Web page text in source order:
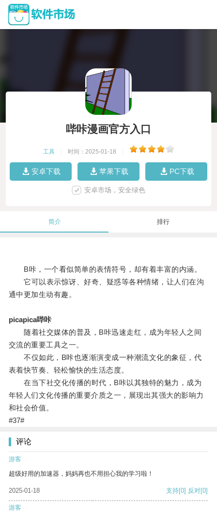
哔咔漫画官方入口
工具 时间：2025-01-18
安卓下载 苹果下载 PC下载
安卓市场，安全绿色
简介 排行
B咔，一个看似简单的表情符号，却有着丰富的内涵。
它可以表示惊讶、好奇、疑惑等各种情绪，让人们在沟
通中更加生动有趣。
picapica哔咔
随着社交媒体的普及，B咔迅速走红，成为年轻人之间
交流的重要工具之一。
不仅如此，B咔也逐渐演变成一种潮流文化的象征，代
表着快节奏、轻松愉快的生活态度。
在当下社交化传播的时代，B咔以其独特的魅力，成为
年轻人们文化传播的重要介质之一，展现出其强大的影响力
和社会价值。
#37#
评论
游客
超级好用的加速器，妈妈再也不用担心我的学习啦！
2025-01-18 支持[0] 反对[0]
游客